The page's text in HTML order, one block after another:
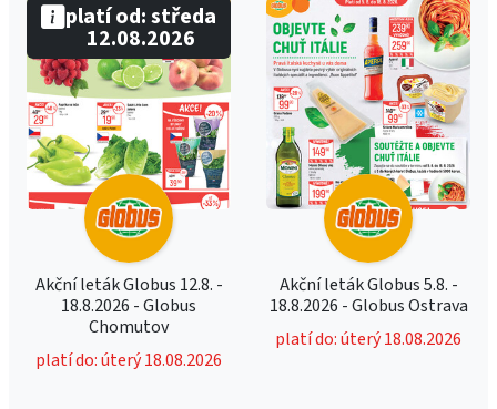
Akční leták Globus 12.8. -
18.8.2026 - Globus
Chomutov
platí do: úterý 18.08.2026
platí od: středa
12.08.2026
Akční leták Globus 5.8. -
18.8.2026 - Globus Ostrava
platí do: úterý 18.08.2026